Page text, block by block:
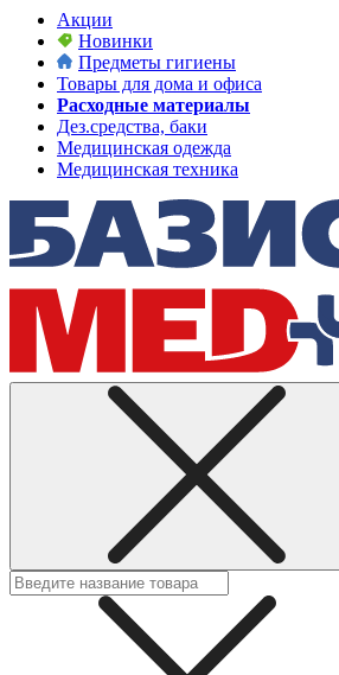
Акции
Новинки
Предметы гигиены
Товары для дома и офиса
Расходные материалы
Дез.средства, баки
Медицинская одежда
Медицинская техника